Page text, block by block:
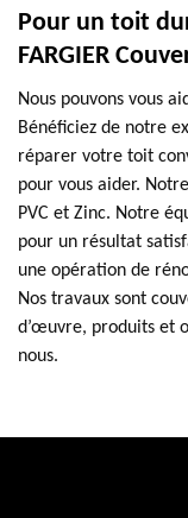
Pour un toit
FARGIER
Nous pouvons vous
Bénéficiez de notre
réparer votre toit
pour vous aider.
PVC et Zinc. Notre
pour un résultat
une opération de
Nos travaux sont
d’œuvre, produits et
nous.